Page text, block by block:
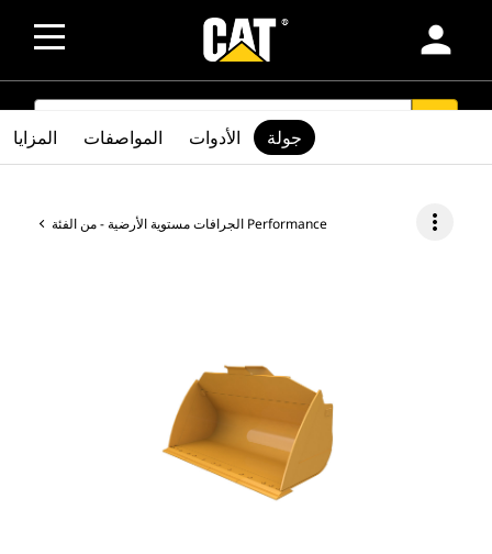
person
SEARCH
الجرافات مستوية الأرضية - من الفئة Performance more_vert
المزايا المواصفات الأدوات جولة